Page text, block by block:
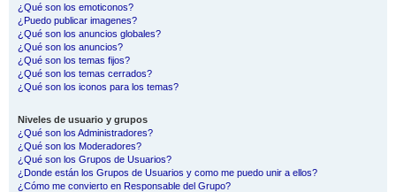
¿Qué son los emoticonos?
¿Puedo publicar imagenes?
¿Qué son los anuncios globales?
¿Qué son los anuncios?
¿Qué son los temas fijos?
¿Qué son los temas cerrados?
¿Qué son los iconos para los temas?
Niveles de usuario y grupos
¿Qué son los Administradores?
¿Qué son los Moderadores?
¿Qué son los Grupos de Usuarios?
¿Donde están los Grupos de Usuarios y como me puedo unir a ellos?
¿Cómo me convierto en Responsable del Grupo?